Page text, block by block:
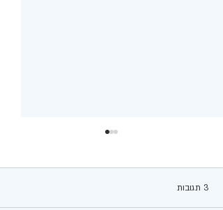
3 תגובות